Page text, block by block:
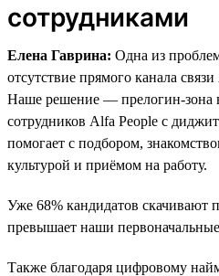
сотрудниками
Елена Гаврина: Одна из
отсутствие прямого канала
Наше решение — прелогин-зона
сотрудников Alfa People с
помогает с подбором,
культурой и приёмом на работу.
Уже 68% кандидатов скачивают
превышает наши
Также благодаря цифровому